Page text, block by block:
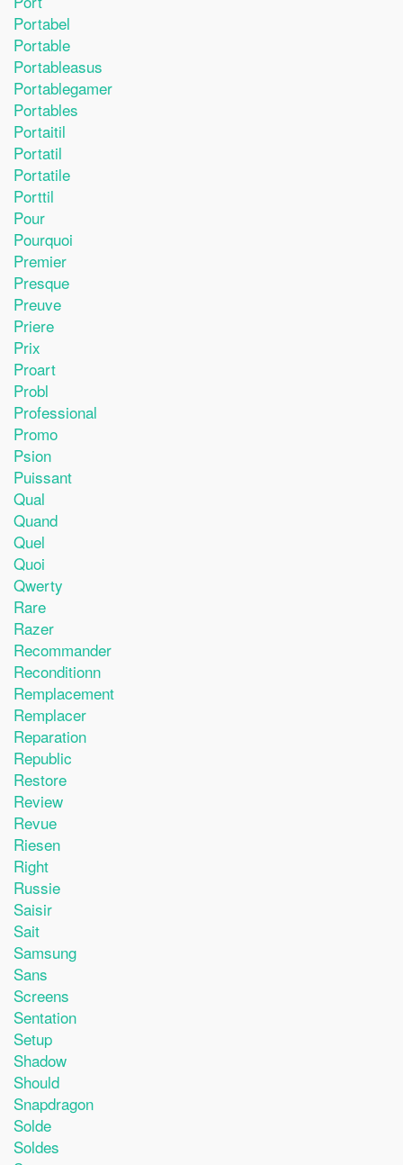
Portabel
Portable
Portableasus
Portablegamer
Portables
Portaitil
Portatil
Portatile
Porttil
Pour
Pourquoi
Premier
Presque
Preuve
Priere
Prix
Proart
Probl
Professional
Promo
Psion
Puissant
Qual
Quand
Quel
Quoi
Qwerty
Rare
Razer
Recommander
Reconditionn
Remplacement
Remplacer
Reparation
Republic
Restore
Review
Revue
Riesen
Right
Russie
Saisir
Sait
Samsung
Sans
Screens
Sentation
Setup
Shadow
Should
Snapdragon
Solde
Soldes